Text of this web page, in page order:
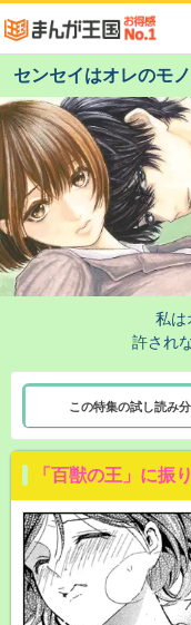
センセイはオレのモ
私は
許され
この特集の試し読み
「百獣の王」に振